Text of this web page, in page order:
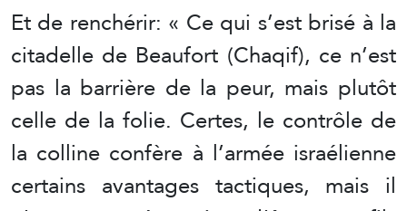
Et de renchérir: « Ce qui s’est brisé à la
citadelle de Beaufort (Chaqif), ce n’est
pas la barrière de la peur, mais plutôt
celle de la folie. Certes, le contrôle de
la colline confère à l’armée israélienne
certains avantages tactiques, mais il